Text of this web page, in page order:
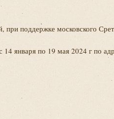
поддержке московского
января по 19 мая 2024 г по